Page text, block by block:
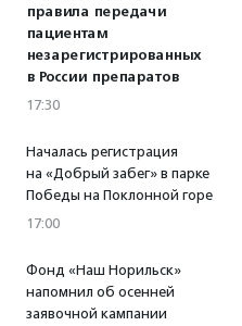
правила передачи
пациентам
незарегистрированных
в России препаратов
17:30
Началась регистрация
на «Добрый забег» в парке
Победы на Поклонной горе
17:00
Фонд «Наш Норильск»
напомнил об осенней
заявочной кампании